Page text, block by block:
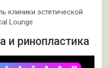
клиники эстетической
Lounge
и ринопластика